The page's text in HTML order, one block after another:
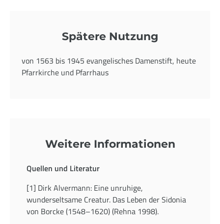
Spätere Nutzung
von 1563 bis 1945 evangelisches Damenstift, heute
Pfarrkirche und Pfarrhaus
Weitere Informationen
Quellen und Literatur
[1] Dirk Alvermann: Eine unruhige,
wunderseltsame Creatur. Das Leben der Sidonia
von Borcke (1548–1620) (Rehna 1998).